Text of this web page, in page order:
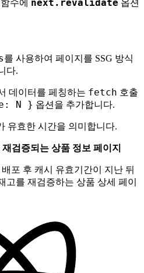
함수에 next.revalidate 옵션
를 사용하여 페이지를 SSG 방식
다.
데이터를 페칭하는 fetch 호출
N } 옵션을 추가합니다.
유효한 시간을 의미합니다.
검증되는 상품 정보 페이지
포 후 캐시 유효기간이 지난 뒤
고를 재검증하는 상품 상세 페이